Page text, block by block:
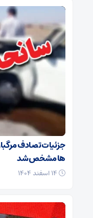
جزئیات تصادف
ها مشخص شد